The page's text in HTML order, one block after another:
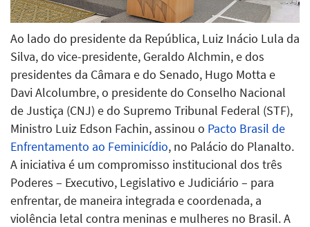
Ao lado do presidente da República, Luiz Inácio Lula da
Silva, do vice-presidente, Geraldo Alchmin, e dos
presidentes da Câmara e do Senado, Hugo Motta e
Davi Alcolumbre, o presidente do Conselho Nacional
de Justiça (CNJ) e do Supremo Tribunal Federal (STF),
Ministro Luiz Edson Fachin, assinou o Pacto Brasil de
Enfrentamento ao Feminicídio, no Palácio do Planalto.
A iniciativa é um compromisso institucional dos três
Poderes – Executivo, Legislativo e Judiciário – para
enfrentar, de maneira integrada e coordenada, a
violência letal contra meninas e mulheres no Brasil. A